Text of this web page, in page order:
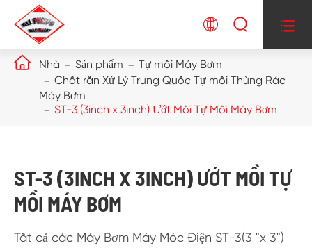
  
 Nhà Sản phẩm
Tự mồi Máy Bơm
Chất rắn Xử Lý Trung Quốc Tự mồi Thùng Rác
Máy Bơm
ST-3 (3inch x 3inch) Ướt Mồi Tự Mồi Máy Bơm
ST-3 (3INCH X 3INCH) ƯỚT MỒI TỰ
MỒI MÁY BƠM
Tất cả các Máy Bơm Máy Móc Điện ST-3(3 "x 3")